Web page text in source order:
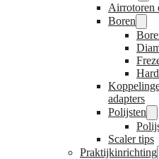
Airrotoren
Boren
adapters
Polijsten
Scaler tips
Praktijkinrichting